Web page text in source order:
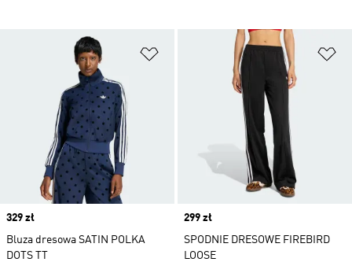
Dodaj do listy życzeń
Price
329 zł
Bluza dresowa SATIN POLKA
DOTS TT
Price
299 zł
SPODNIE DRESOWE FIREBIRD
LOOSE